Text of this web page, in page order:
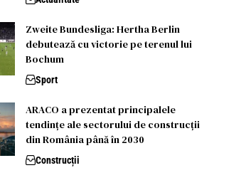
Zweite Bundesliga: Hertha Berlin
debutează cu victorie pe terenul lui
Bochum
Sport
ARACO a prezentat principalele
tendințe ale sectorului de construcții
din România până în 2030
Construcții